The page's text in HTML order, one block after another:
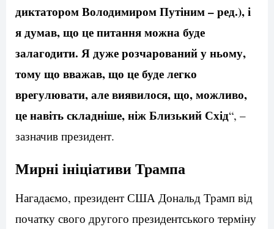
диктатором Володимиром Путіним – ред.), і
я думав, що це питання можна буде
залагодити. Я дуже розчарований у ньому,
тому що вважав, що це буде легко
врегулювати, але виявилося, що, можливо,
це навіть складніше, ніж Близький Схід“, –
зазначив президент.
Мирні ініціативи Трампа
Нагадаємо, президент США Дональд Трамп від
початку свого другого президентського терміну